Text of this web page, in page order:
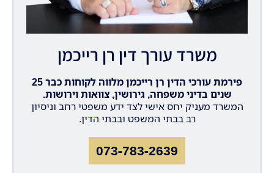
משרד עורך דין רן רייכמן
פירמת עורכי הדין רן רייכמן מלווה לקוחות כבר 25
שנים בדיני משפחה, גירושין, צוואות וירושות.
המשרד מעניק יחס אישי לצד ידע משפטי רחב וניסיון
רב בבתי המשפט ובבתי הדין.
073-783-2639